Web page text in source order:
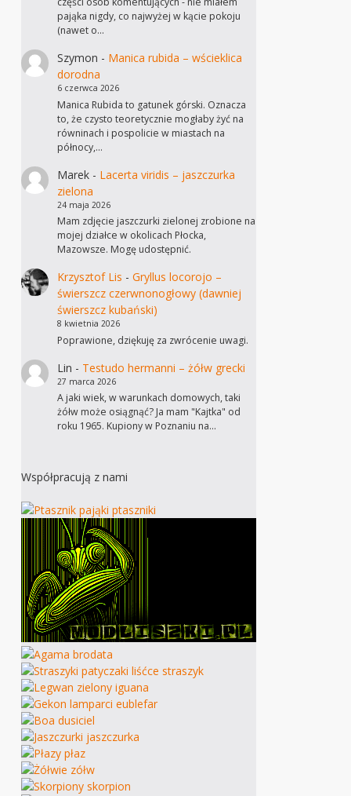
pająka nigdy, co najwyżej w kącie pokoju
(nawet o…
Szymon - Manica rubida – wścieklica
dorodna
6 czerwca 2026
Manica Rubida to gatunek górski. Oznacza
to, że czysto teoretycznie mogłaby żyć na
równinach i pospolicie w miastach na
północy,…
Marek- Lacerta viridis – jaszczurka
zielona
24 maja 2026
Mam zdjęcie jaszczurki zielonej zrobione na
mojej działce w okolicach Płocka,
Mazowsze. Mogę udostępnić.
Krzysztof Lis - Gryllus locorojo –
świerszcz czerwnonogłowy (dawniej
świerszcz kubański)
8 kwietnia 2026
Poprawione, dziękuję za zwrócenie uwagi.
Lin - Testudo hermanni – żółw grecki
27 marca 2026
A jaki wiek, w warunkach domowych, taki
żółw może osiągnąć? Ja mam "Kajtka" od
roku 1965. Kupiony w Poznaniu na…
Współpracują z nami